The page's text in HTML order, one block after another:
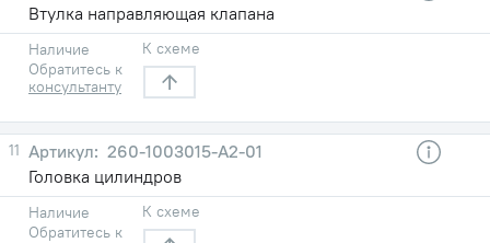
Втулка направляющая клапана
Наличие
Обратитесь к
консультанту
К схеме
11
260-1003015-А2-01
Головка цилиндров
Наличие
Обратитесь к
К схеме